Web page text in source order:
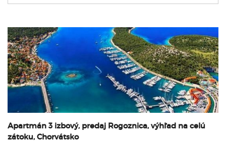
Apartmán 3 izbový, predaj Rogoznica, výhľad na celú
zátoku, Chorvátsko